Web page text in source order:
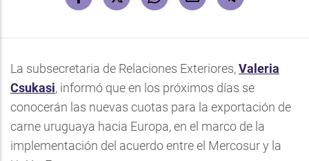
La subsecretaria de Relaciones Exteriores,Valeria
Csukasi, informó que en los próximos días se
conocerán las nuevas cuotas para la exportación de
carne uruguaya hacia Europa, en el marco de la
implementación del acuerdo entre el Mercosur y la